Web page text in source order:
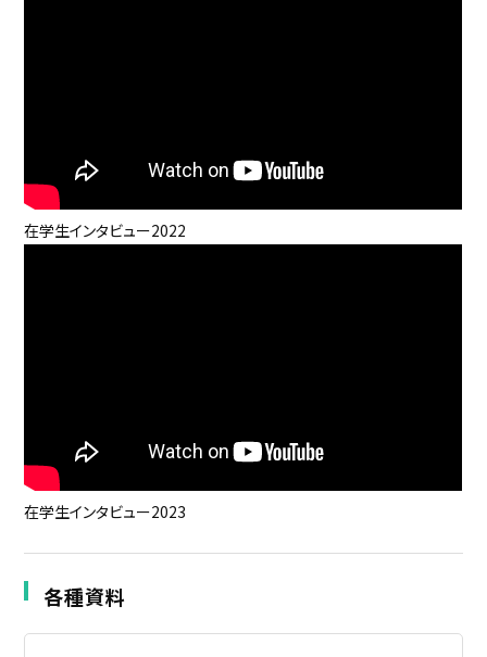
在学生インタビュー2022
在学生インタビュー2023
各種資料